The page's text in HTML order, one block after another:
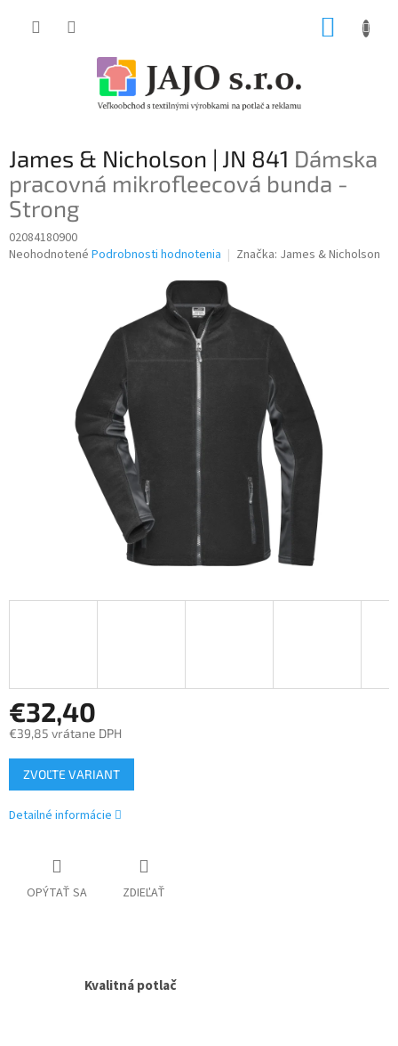
James & Nicholson | JN 841 Dámska
pracovná mikrofleecová bunda -
Strong
02084180900
Priemerné
Neohodnotené Podrobnosti hodnotenia Značka: James & Nicholson
€32,40
€39,85 vrátane DPH
Jednotková
cena:
ZVOĽTE VARIANT
Detailné informácie
OPÝTAŤ SA ZDIEĽAŤ
Kvalitná potlač